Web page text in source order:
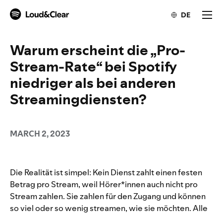
DE
Warum erscheint die „Pro-
Stream-Rate“ bei Spotify
niedriger als bei anderen
Streamingdiensten?
MARCH 2, 2023
Die Realität ist simpel: Kein Dienst zahlt einen festen
Betrag pro Stream, weil Hörer*innen auch nicht pro
Stream zahlen. Sie zahlen für den Zugang und können
so viel oder so wenig streamen, wie sie möchten.Alle